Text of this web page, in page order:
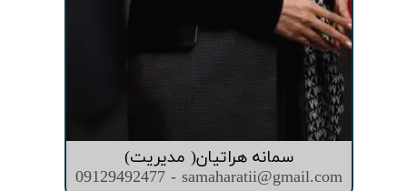
سمانه هراتیان( مدیریت)
09129492477 - samaharatii@gmail.com